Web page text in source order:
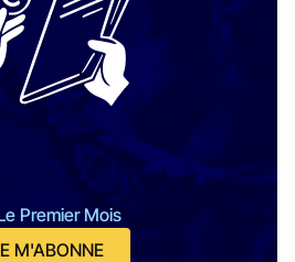
Premier Mois
M'ABONNE